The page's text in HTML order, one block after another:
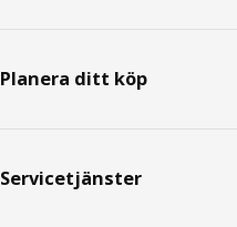
Planera ditt köp
Servicetjänster